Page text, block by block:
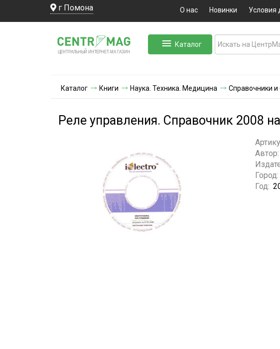
г Помона О нас Новинки Условия
ЦЕНТРАЛЬНЫЙ ИНТЕРНЕТ-МА ГАЗИН
Каталог
Каталог Книги Наука. Техника. Медицина Справочники и
Реле управления. Справочник 2008
Автор:
Город:
Год: